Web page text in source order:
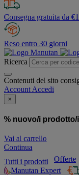
Consegna gratuita da
Reso entro 30 giorni
Ricerca
Contenuti del sito
Account Accedi
×
% nuovo/i prodotto/
Vai al carrello
Continua
Tutti i prodotti
Offerte
Manutan Expert